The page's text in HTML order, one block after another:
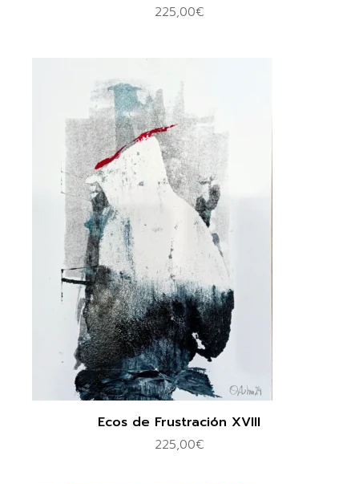
225,00€
Ecos de Frustración XVIII
225,00€